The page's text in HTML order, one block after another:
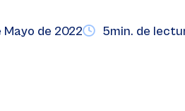
Mayo de 2022 5min. de